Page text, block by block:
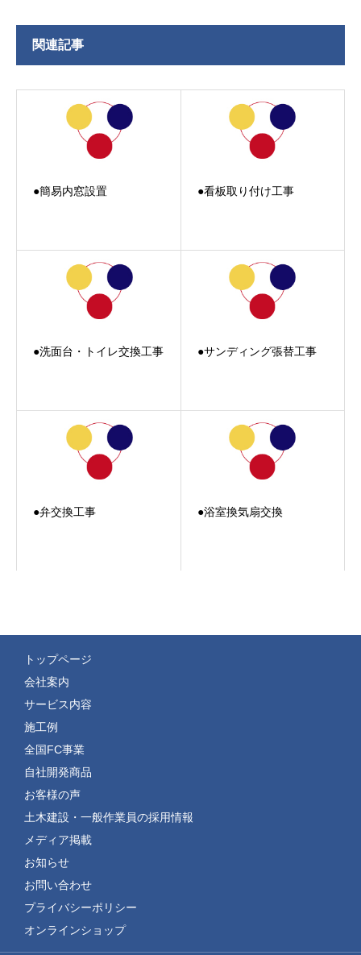
関連記事
●簡易内窓設置 ●看板取り付け工事
●洗面台・トイレ交換工事 ●サンディング張替工事
●弁交換工事 ●浴室換気扇交換
トップページ
会社案内
サービス内容
施工例
全国FC事業
自社開発商品
お客様の声
土木建設・一般作業員の採用情報
メディア掲載
お知らせ
お問い合わせ
プライバシーポリシー
オンラインショップ